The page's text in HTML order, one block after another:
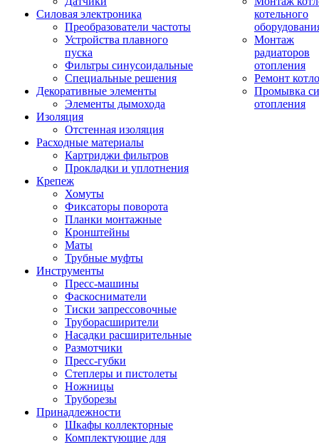
Силовая электроника
Преобразователи частоты
Устройства плавного
пуска
Фильтры синусоидальные
Специальные решения
Декоративные элементы
Элементы дымохода
Изоляция
Отстенная изоляция
Расходные материалы
Картриджи фильтров
Прокладки и уплотнения
Крепеж
Хомуты
Фиксаторы поворота
Планки монтажные
Кронштейны
Маты
Трубные муфты
Инструменты
Пресс-машины
Фаскосниматели
Тиски запрессовочные
Труборасширители
Насадки расширительные
Размотчики
Пресс-губки
Степлеры и пистолеты
Ножницы
Труборезы
Принадлежности
Шкафы коллекторные
Комплектующие для
котельного
Монтаж
радиаторов
отопления
Ремонт
Промывка
отопления